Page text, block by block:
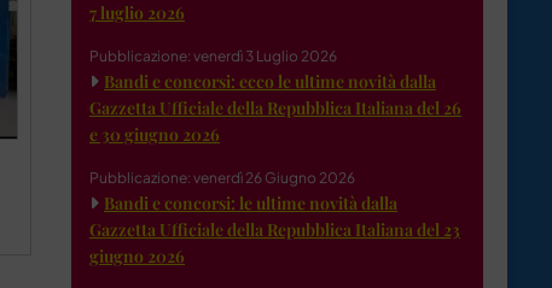
7 luglio 2026
Pubblicazione: venerdì 3 Luglio 2026
Bandi e concorsi: ecco le ultime novità dalla
Gazzetta Ufficiale della Repubblica Italiana del 26
e 30 giugno 2026
Pubblicazione: venerdì 26 Giugno 2026
Bandi e concorsi: le ultime novità dalla
Gazzetta Ufficiale della Repubblica Italiana del 23
giugno 2026